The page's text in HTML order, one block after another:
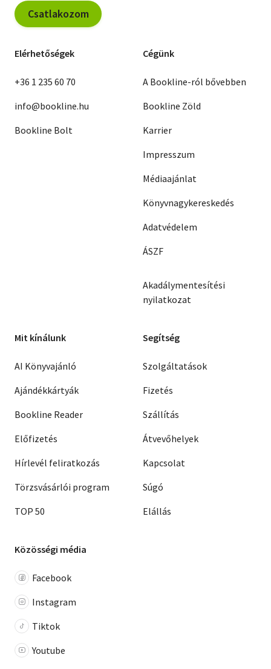
Csatlakozom
Elérhetőségek
+36 1 235 60 70
info@bookline.hu
Bookline Bolt
Cégünk
A Bookline-ról bővebben
Bookline Zöld
Karrier
Impresszum
Médiaajánlat
Könyvnagykereskedés
Adatvédelem
ÁSZF
Akadálymentesítési
nyilatkozat
Mit kínálunk
AI Könyvajánló
Ajándékkártyák
Bookline Reader
Előfizetés
Hírlevél feliratkozás
Törzsvásárlói program
TOP 50
Segítség
Szolgáltatások
Fizetés
Szállítás
Átvevőhelyek
Kapcsolat
Súgó
Elállás
Közösségi média
Facebook
Instagram
Tiktok
Youtube